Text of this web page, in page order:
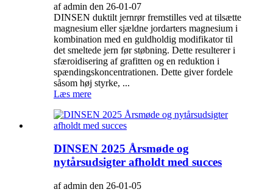
af admin den 26-01-07
DINSEN duktilt jernrør fremstilles ved at tilsætte
magnesium eller sjældne jordarters magnesium i
kombination med en guldholdig modifikator til
det smeltede jern før støbning. Dette resulterer i
sfæroidisering af grafitten og en reduktion i
spændingskoncentrationen. Dette giver fordele
såsom høj styrke, ...
Læs mere
DINSEN 2025 Årsmøde og
nytårsudsigter afholdt med succes
af admin den 26-01-05